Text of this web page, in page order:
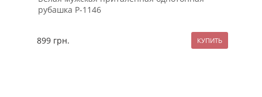
рубашка Р-1146
899 грн.